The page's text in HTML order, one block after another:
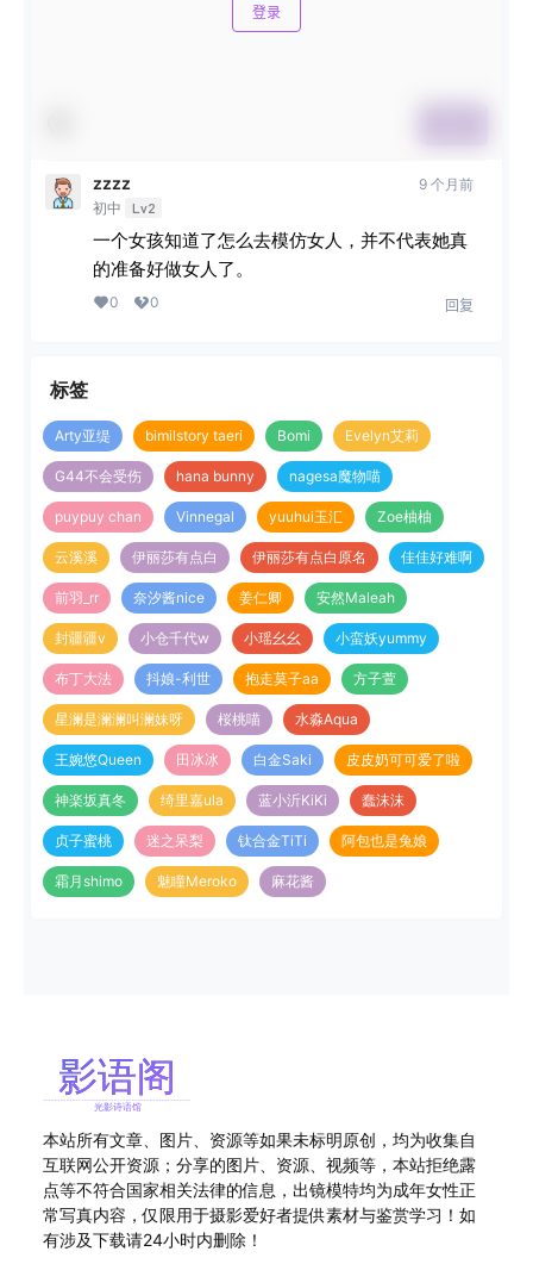
登录
zzzz
初中 Lv2
9 个月前
一个女孩知道了怎么去模仿女人，并不代表她真
的准备好做女人了。
0 0 回复
标签
Arty亚缇 bimilstory taeri Bomi Evelyn艾莉
G44不会受伤 hana bunny nagesa魔物喵
puypuy chan Vinnegal yuuhui玉汇 Zoe柚柚
云溪溪 伊丽莎有点白 伊丽莎有点白原名 佳佳好难啊
前羽_rr 奈汐酱nice 姜仁卿 安然Maleah
封疆疆v 小仓千代w 小瑶幺幺 小蛮妖yummy
布丁大法 抖娘-利世 抱走莫子aa 方子萱
星澜是澜澜叫澜妹呀 桜桃喵 水淼Aqua
王婉悠Queen 田冰冰 白金Saki 皮皮奶可可爱了啦
神楽坂真冬 绮里嘉ula 蓝小沂KiKi 蠢沫沫
贞子蜜桃 迷之呆梨 钛合金TiTi 阿包也是兔娘
霜月shimo 魅瞳Meroko 麻花酱
本站所有文章、图片、资源等如果未标明原创，均为收集自
互联网公开资源；分享的图片、资源、视频等，本站拒绝露
点等不符合国家相关法律的信息，出镜模特均为成年女性正
常写真内容，仅限用于摄影爱好者提供素材与鉴赏学习！如
有涉及下载请24小时内删除！